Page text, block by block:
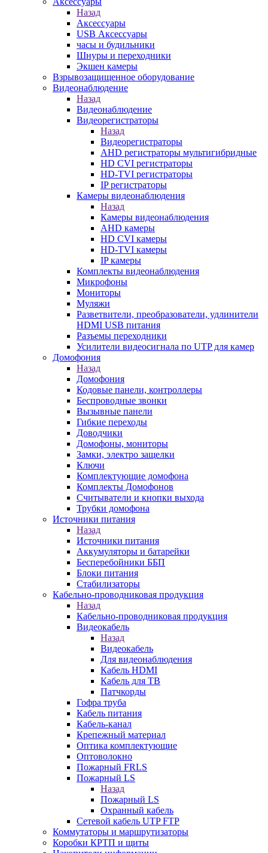
Назад
Аксессуары
USB Аксессуары
часы и будильники
Шнуры и переходники
Экшен камеры
Взрывозащищенное оборудование
Видеонаблюдение
Назад
Видеонаблюдение
Видеорегистраторы
Назад
Видеорегистраторы
AHD регистраторы мультигибридные
HD CVI регистраторы
HD-TVI регистраторы
IP регистраторы
Камеры видеонаблюдения
Назад
Камеры видеонаблюдения
AHD камеры
HD CVI камеры
HD-TVI камеры
IP камеры
Комплекты видеонаблюдения
Микрофоны
Мониторы
Муляжи
Разветвители, преобразователи, удлинители
HDMI USB питания
Разъемы переходники
Усилители видеосигнала по UTP для камер
Домофония
Назад
Домофония
Кодовые панели, контроллеры
Беспроводные звонки
Вызывные панели
Гибкие переходы
Доводчики
Домофоны, мониторы
Замки, электро защелки
Ключи
Комплектующие домофона
Комплекты Домофонов
Считыватели и кнопки выхода
Трубки домофона
Источники питания
Назад
Источники питания
Аккумуляторы и батарейки
Бесперебойники ББП
Блоки питания
Стабилизаторы
Кабельно-проводниковая продукция
Назад
Кабельно-проводниковая продукция
Видеокабель
Назад
Видеокабель
Для видеонаблюдения
Кабель HDMI
Кабель для ТВ
Патчкорды
Гофра труба
Кабель питания
Кабель-канал
Крепежный материал
Оптика комплектующие
Оптоволокно
Пожарный FRLS
Пожарный LS
Назад
Пожарный LS
Охранный кабель
Сетевой кабель UTP FTP
Коммутаторы и маршрутизаторы
Коробки КРТП и щиты